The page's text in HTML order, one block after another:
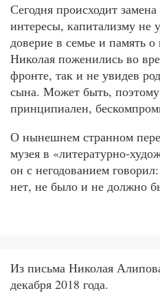
Сегодня происходит
интересы, капитализму не
доверие в семье и память
Николая поженились во
фронте, так и не увидев
сына. Может быть,
принципиален,
О нынешнем странном
музея в «литературно-
он с негодованием
нет, не было и не должно
Из письма Николая
декабря 2018 года.